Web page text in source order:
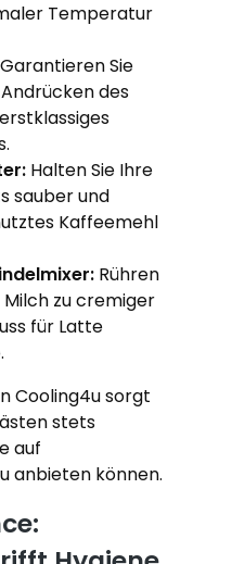
Temperatur
Garantieren Sie
des
Halten Sie Ihre
sauber und
Kaffeemehl
Rühren
zu cremiger
für Latte
Cooling4u sorgt
stets
auf
anbieten können.